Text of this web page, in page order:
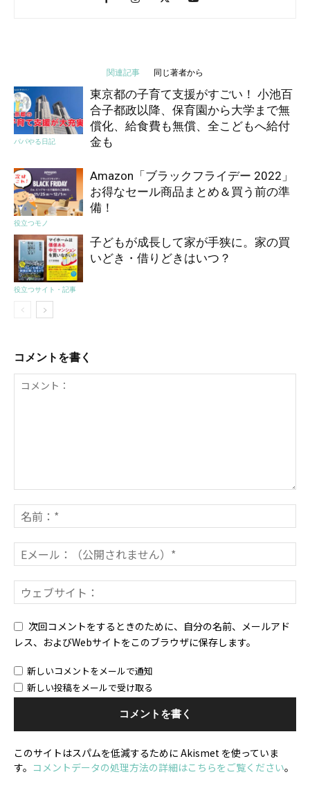
関連記事 同じ著者から
パパやる日記
東京都の子育て支援がすごい！ 小池百
合子都政以降、保育園から大学まで無
償化、給食費も無償、全こどもへ給付
金も
役立つモノ
Amazon「ブラックフライデー 2022」
お得なセール商品まとめ＆買う前の準
備！
役立つサイト・記事
子どもが成長して家が手狭に。家の買
いどき・借りどきはいつ？
コメントを書く
次回コメントをするときのために、自分の名前、メールアド
レス、およびWebサイトをこのブラウザに保存します。
新しいコメントをメールで通知
新しい投稿をメールで受け取る
このサイトはスパムを低減するために Akismet を使っていま
す。 コメントデータの処理方法の詳細はこちらをご覧ください。